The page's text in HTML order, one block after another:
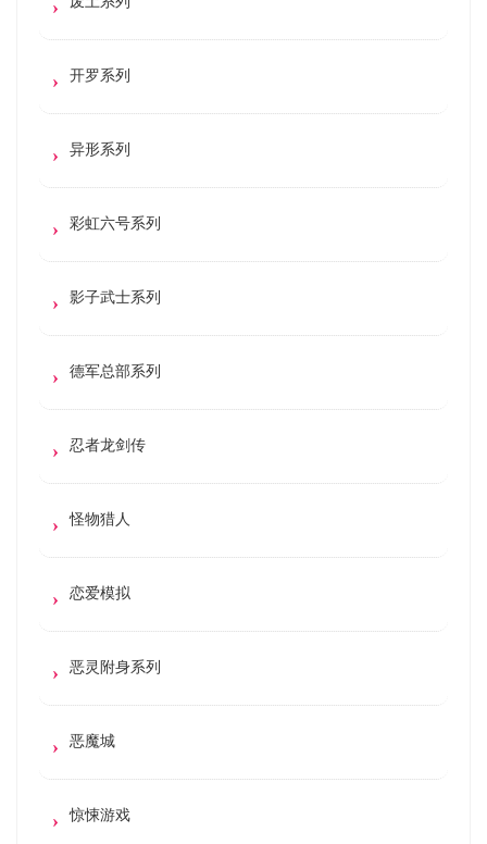
开罗系列
异形系列
彩虹六号系列
影子武士系列
德军总部系列
忍者龙剑传
怪物猎人
恋爱模拟
恶灵附身系列
恶魔城
惊悚游戏